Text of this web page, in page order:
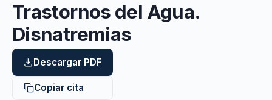
Trastornos del Agua.
Disnatremias
Descargar PDF
Copiar cita